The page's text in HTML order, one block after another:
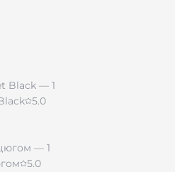
5.0
5.0